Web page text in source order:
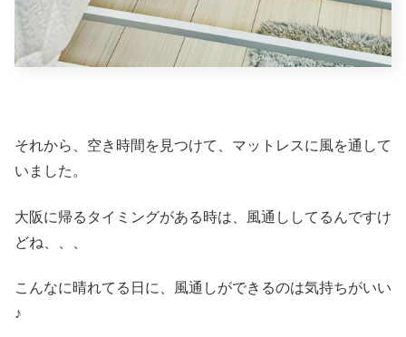
それから、空き時間を見つけて、マットレスに風を通して
いました。
大阪に帰るタイミングがある時は、風通ししてるんですけ
どね、、、
こんなに晴れてる日に、風通しができるのは気持ちがいい
♪